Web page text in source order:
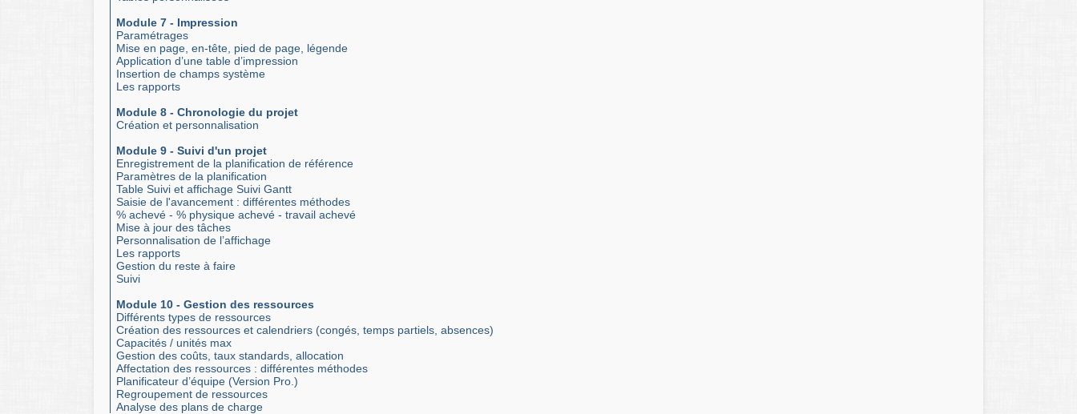
Module 7 - Impression
Paramétrages
Mise en page, en-tête, pied de page, légende
Application d’une table d’impression
Insertion de champs système
Les rapports
Module 8 - Chronologie du projet
Création et personnalisation
Module 9 - Suivi d'un projet
Enregistrement de la planification de référence
Paramètres de la planification
Table Suivi et affichage Suivi Gantt
Saisie de l'avancement : différentes méthodes
% achevé - % physique achevé - travail achevé
Mise à jour des tâches
Personnalisation de l’affichage
Les rapports
Gestion du reste à faire
Suivi
Module 10 - Gestion des ressources
Différents types de ressources
Création des ressources et calendriers (congés, temps partiels, absences)
Capacités / unités max
Gestion des coûts, taux standards, allocation
Affectation des ressources : différentes méthodes
Planificateur d’équipe (Version Pro.)
Regroupement de ressources
Analyse des plans de charge